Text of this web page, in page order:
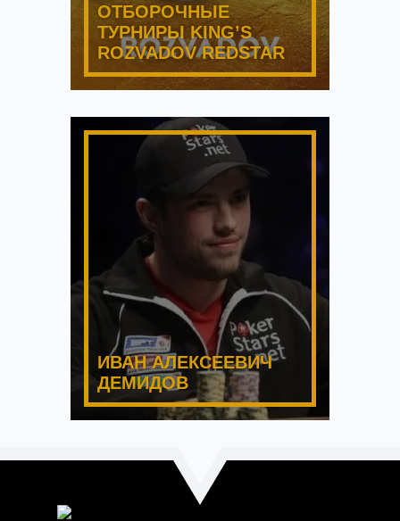
ОТБОРОЧНЫЕ
ТУРНИРЫ KING’S
ROZVADOV REDSTAR
ИВАН АЛЕКСЕЕВИЧ
ДЕМИДОВ